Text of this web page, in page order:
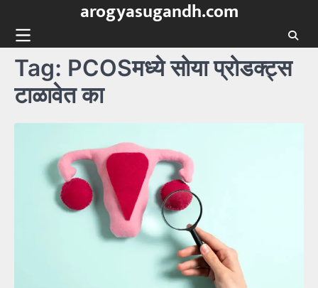
content
arogyasugandh.com
Tag: PCOSमध्ये सोया प्रोडक्ट्स
टाळावेत का